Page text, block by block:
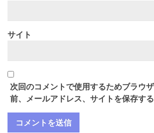
サイト
次回のコメントで使用するためブラウ
前、メールアドレス、サイトを保存する